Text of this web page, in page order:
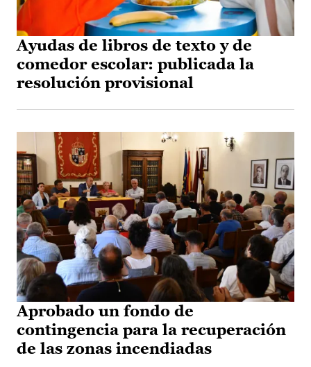
Ayudas de libros de texto y de
comedor escolar: publicada la
resolución provisional
Aprobado un fondo de
contingencia para la recuperación
de las zonas incendiadas